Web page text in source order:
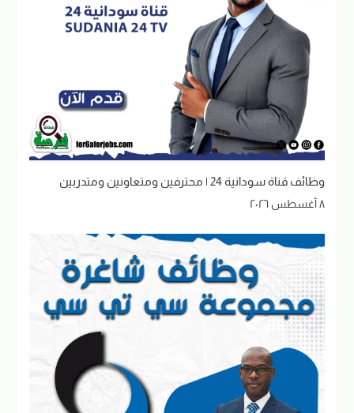
وظائف قناة سودانية 24 | محترفين ومتعاونين ومتدربين
٨ أغسطس ٢٠٢٦